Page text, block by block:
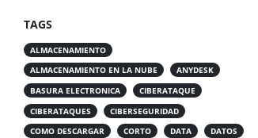
TAGS
ALMACENAMIENTO
ALMACENAMIENTO EN LA NUBE
ANYDESK
BASURA ELECTRONICA
CIBERATAQUE
CIBERATAQUES
CIBERSEGURIDAD
COMO DESCARGAR
CORTO DATA
DATOS